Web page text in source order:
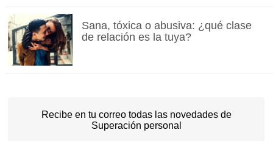
Sana, tóxica o abusiva: ¿qué clase
de relación es la tuya?